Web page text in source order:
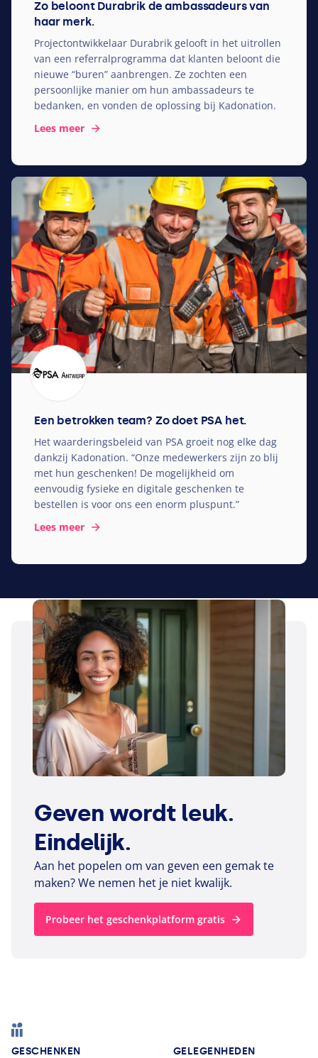
Zo beloont Durabrik de ambassadeurs van
haar merk.
Projectontwikkelaar Durabrik gelooft in het uitrollen
van een referralprogramma dat klanten beloont die
nieuwe “buren” aanbrengen. Ze zochten een
persoonlijke manier om hun ambassadeurs te
bedanken, en vonden de oplossing bij Kadonation.
Lees meer
Een betrokken team? Zo doet PSA het.
Het waarderingsbeleid van PSA groeit nog elke dag
dankzij Kadonation. “Onze medewerkers zijn zo blij
met hun geschenken! De mogelijkheid om
eenvoudig fysieke en digitale geschenken te
bestellen is voor ons een enorm pluspunt.”
Lees meer
Geven wordt leuk.
Eindelijk.
Aan het popelen om van geven een gemak te
maken? We nemen het je niet kwalijk.
Probeer het geschenkplatform gratis
Footer
GESCHENKEN GELEGENHEDEN